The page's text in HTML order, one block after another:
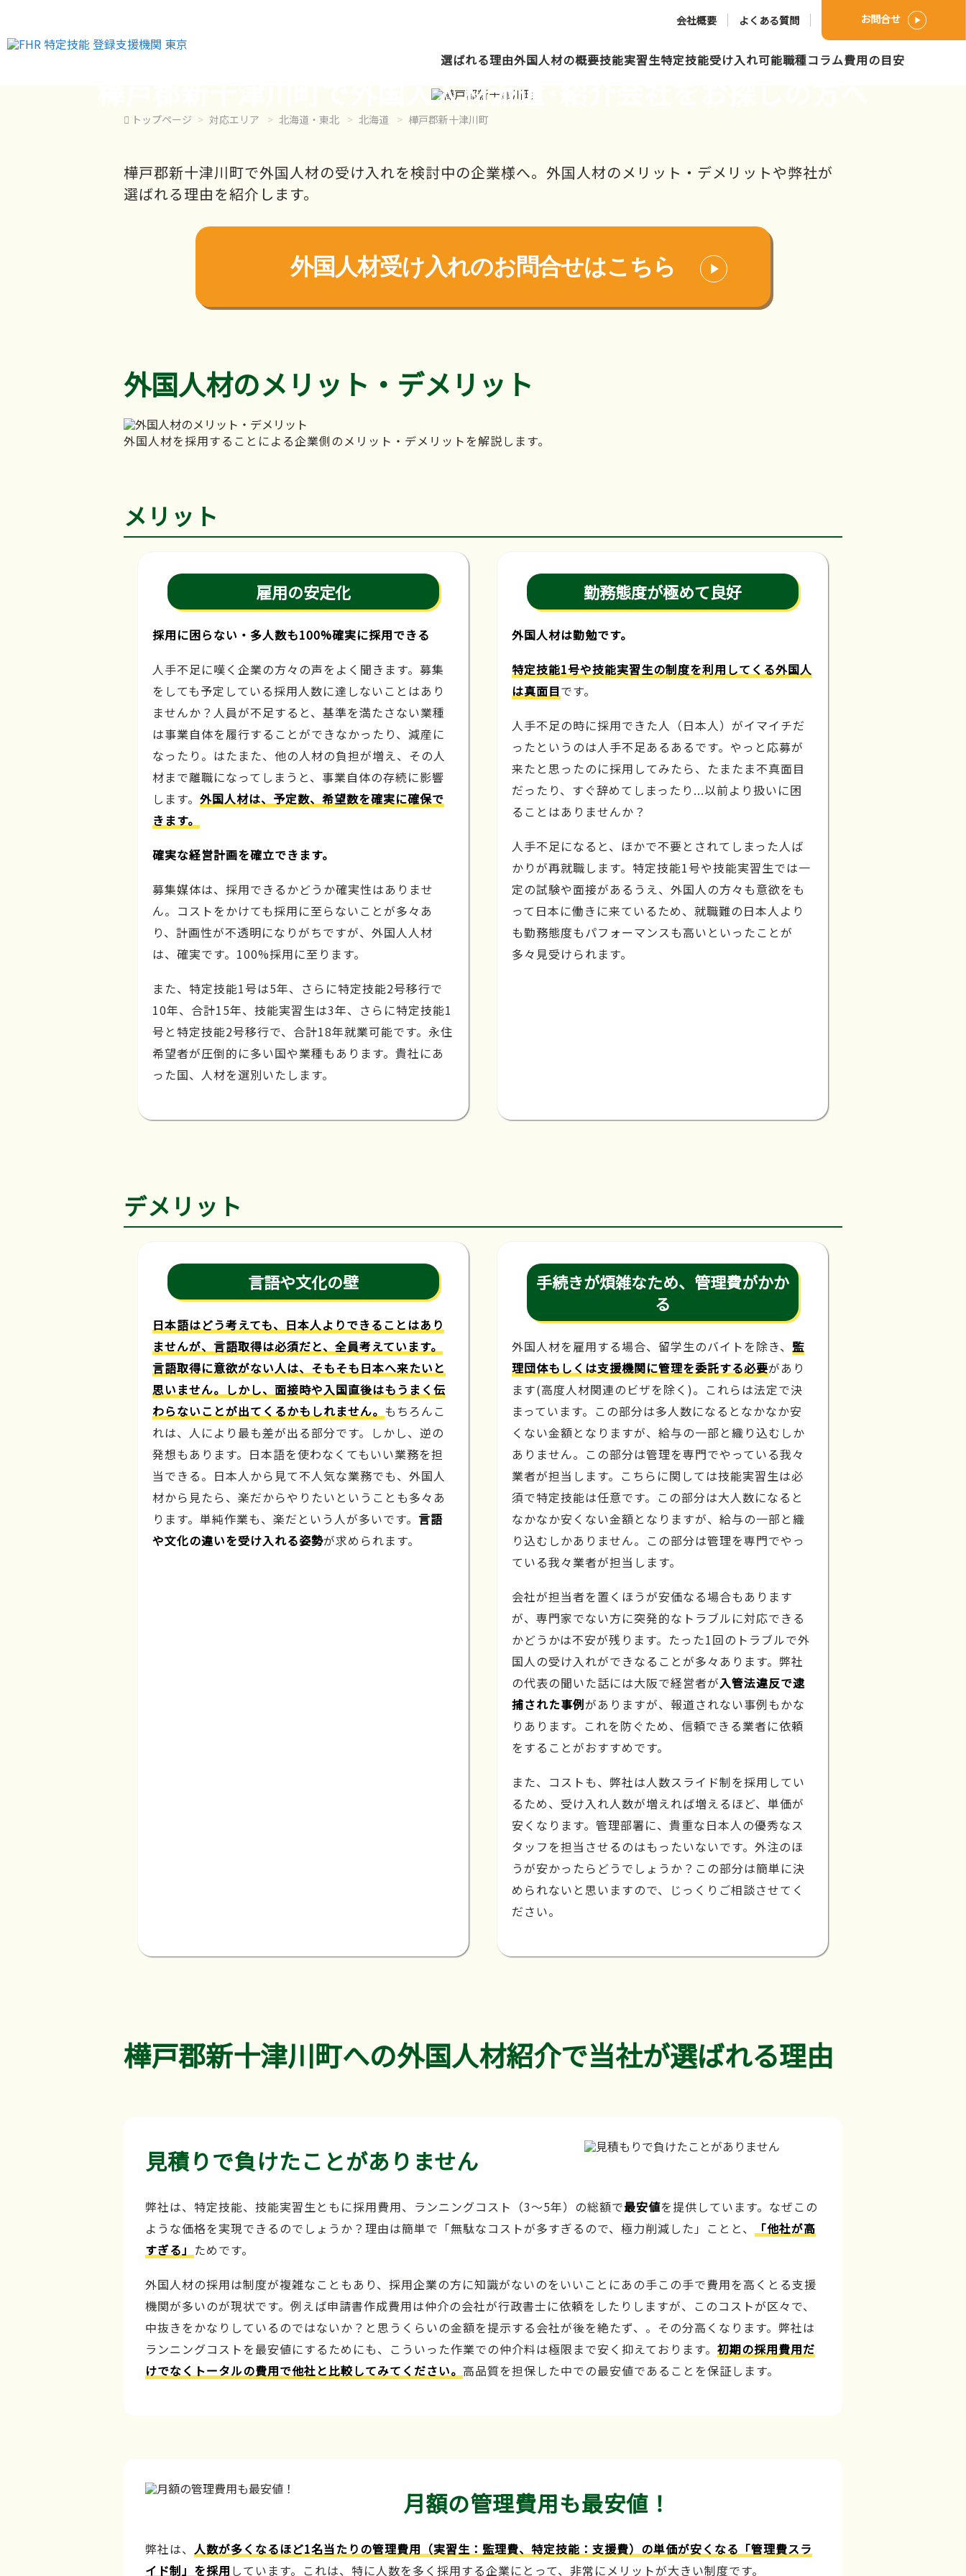
会社概要 よくある質問 お問合せ
選ばれる理由外国人材の概要技能実習生特定技能受け入れ可能職種コラム費用の目安
樺戸郡新十津川町で外国人人材派遣･紹介会社をお探しの方へ
トップページ 対応エリア 北海道・東北 北海道 樺戸郡新十津川町
樺戸郡新十津川町で外国人材の受け入れを検討中の企業様へ。外国人材のメリット・デメリットや弊社が
選ばれる理由を紹介します。
外国人材受け入れのお問合せはこちら
外国人材のメリット・デメリット
外国人材を採用することによる企業側のメリット・デメリットを解説します。
メリット
雇用の安定化
採用に困らない・多人数も100%確実に採用できる
人手不足に嘆く企業の方々の声をよく聞きます。募集
をしても予定している採用人数に達しないことはあり
ませんか？人員が不足すると、基準を満たさない業種
は事業自体を履行することができなかったり、減産に
なったり。はたまた、他の人材の負担が増え、その人
材まで離職になってしまうと、事業自体の存続に影響
します。 外国人材は、予定数、希望数を確実に確保で
きます。
確実な経営計画を確立できます。
募集媒体は、採用できるかどうか確実性はありませ
ん。コストをかけても採用に至らないことが多々あ
り、計画性が不透明になりがちですが、外国人人材
は、確実です。100%採用に至ります。
また、特定技能1号は5年、さらに特定技能2号移行で
10年、合計15年、技能実習生は3年、さらに特定技能1
号と特定技能2号移行で、合計18年就業可能です。永住
希望者が圧倒的に多い国や業種もあります。貴社にあ
った国、人材を選別いたします。
勤務態度が極めて良好
外国人材は勤勉です。
特定技能1号や技能実習生の制度を利用してくる外国人
は真面目です。
人手不足の時に採用できた人（日本人）がイマイチだ
ったというのは人手不足あるあるです。やっと応募が
来たと思ったのに採用してみたら、たまたま不真面目
だったり、すぐ辞めてしまったり...以前より扱いに困
ることはありませんか？
人手不足になると、ほかで不要とされてしまった人ば
かりが再就職します。特定技能1号や技能実習生では一
定の試験や面接があるうえ、外国人の方々も意欲をも
って日本に働きに来ているため、就職難の日本人より
も勤務態度もパフォーマンスも高いといったことが
多々見受けられます。
デメリット
言語や文化の壁
日本語はどう考えても、日本人よりできることはあり
ませんが、言語取得は必須だと、全員考えています。
言語取得に意欲がない人は、そもそも日本へ来たいと
思いません。しかし、面接時や入国直後はもうまく伝
わらないことが出てくるかもしれません。 もちろんこ
れは、人により最も差が出る部分です。しかし、逆の
発想もあります。日本語を使わなくてもいい業務を担
当できる。日本人から見て不人気な業務でも、外国人
材から見たら、楽だからやりたいということも多々あ
ります。単純作業も、楽だという人が多いです。 言語
や文化の違いを受け入れる姿勢が求められます。
手続きが煩雑なため、管理費がかか
る
外国人材を雇用する場合、留学生のバイトを除き、 監
理団体もしくは支援機関に管理を委託する必要があり
ます(高度人材関連のビザを除く)。これらは法定で決
まっています。この部分は多人数になるとなかなか安
くない金額となりますが、給与の一部と織り込むしか
ありません。この部分は管理を専門でやっている我々
業者が担当します。こちらに関しては技能実習生は必
須で特定技能は任意です。この部分は大人数になると
なかなか安くない金額となりますが、給与の一部と織
り込むしかありません。この部分は管理を専門でやっ
ている我々業者が担当します。
会社が担当者を置くほうが安価なる場合もあります
が、専門家でない方に突発的なトラブルに対応できる
かどうかは不安が残ります。たった1回のトラブルで外
国人の受け入れができなることが多々あります。弊社
の代表の聞いた話には大阪で経営者が入管法違反で逮
捕された事例がありますが、報道されない事例もかな
りあります。これを防ぐため、信頼できる業者に依頼
をすることがおすすめです。
また、コストも、弊社は人数スライド制を採用してい
るため、受け入れ人数が増えれば増えるほど、単価が
安くなります。管理部署に、貴重な日本人の優秀なス
タッフを担当させるのはもったいないです。外注のほ
うが安かったらどうでしょうか？この部分は簡単に決
められないと思いますので、じっくりご相談させてく
ださい。
樺戸郡新十津川町への外国人材紹介で当社が選ばれる理由
見積りで負けたことがありません
弊社は、特定技能、技能実習生ともに採用費用、ランニングコスト（3～5年）の総額で最安値を提供しています。なぜこの
ような価格を実現できるのでしょうか？理由は簡単で「無駄なコストが多すぎるので、極力削減した」ことと、
「他社が高
すぎる」 ためです。
外国人材の採用は制度が複雑なこともあり、採用企業の方に知識がないのをいいことにあの手この手で費用を高くとる支援
機関が多いのが現状です。例えば申請書作成費用は仲介の会社が行政書士に依頼をしたりしますが、このコストが区々で、
中抜きをかなりしているのではないか？と思うくらいの金額を提示する会社が後を絶たず、。その分高くなります。弊社は
ランニングコストを最安値にするためにも、こういった作業での仲介料は極限まで安く抑えております。 初期の採用費用だ
けでなくトータルの費用で他社と比較してみてください。 高品質を担保した中での最安値であることを保証します。
月額の管理費用も最安値！
弊社は、 人数が多くなるほど1名当たりの管理費用（実習生：監理費、特定技能：支援費）の単価が安くなる「管理費スラ
イド制」を採用 しています。これは、特に人数を多く採用する企業にとって、非常にメリットが大きい制度です。